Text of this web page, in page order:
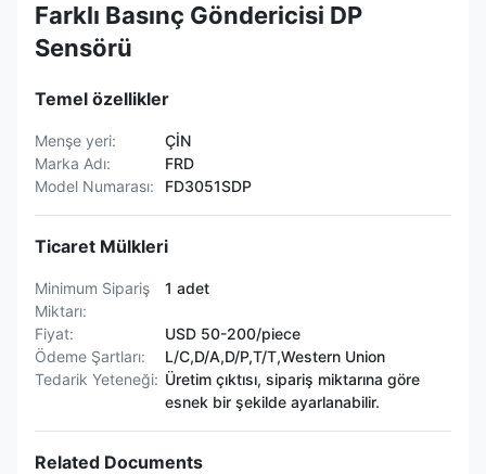
Farklı Basınç Göndericisi DP
Sensörü
Temel özellikler
Menşe yeri:
ÇİN
Marka Adı:
FRD
Model Numarası:
FD3051SDP
Ticaret Mülkleri
Minimum Sipariş
Miktarı:
1 adet
Fiyat:
USD 50-200/piece
Ödeme Şartları:
L/C,D/A,D/P,T/T,Western Union
Tedarik Yeteneği: Üretim çıktısı, sipariş miktarına göre
esnek bir şekilde ayarlanabilir.
Related Documents